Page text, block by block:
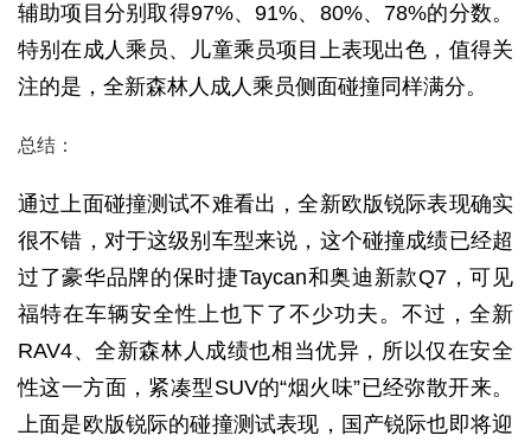
辅助项目分别取得97%、91%、80%、78%的分数。
特别在成人乘员、儿童乘员项目上表现出色，值得关
注的是，全新森林人成人乘员侧面碰撞同样满分。
总结：
通过上面碰撞测试不难看出，全新欧版锐际表现确实
很不错，对于这级别车型来说，这个碰撞成绩已经超
过了豪华品牌的保时捷Taycan和奥迪新款Q7，可见
福特在车辆安全性上也下了不少功夫。不过，全新
RAV4、全新森林人成绩也相当优异，所以仅在安全
性这一方面，紧凑型SUV的“烟火味”已经弥散开来。
上面是欧版锐际的碰撞测试表现，国产锐际也即将迎